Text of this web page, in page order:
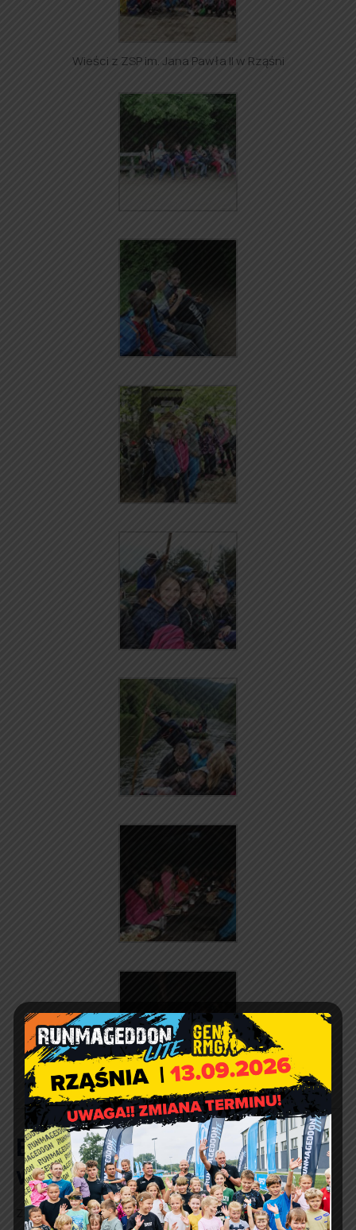
Wieści z ZSP im. Jana Pawła II w Rząśni
Bądź bezpieczny w czasie
wakacji!
ZASADY BEZPIECZEŃSTWA